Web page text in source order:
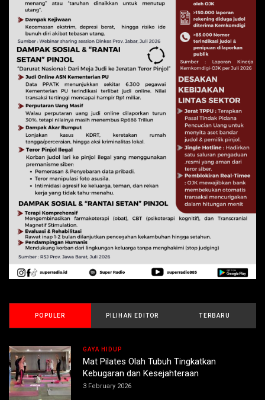
POPULER PILIHAN EDITOR TERBARU
GAYA HIDUP
Mat Pilates Olah Tubuh Tingkatkan
Kebugaran dan Kesejahteraan
3 February 2026